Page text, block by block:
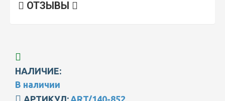
ОТЗЫВЫ
НАЛИЧИЕ:
В наличии
АРТИКУЛ: ART/140-852